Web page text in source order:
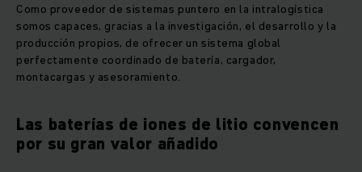
Como proveedor de sistemas puntero en la intralogística
somos capaces, gracias a la investigación, el desarrollo y la
producción propios, de ofrecer un sistema global
perfectamente coordinado de batería, cargador,
montacargas y asesoramiento.
Las baterías de iones de litio convencen
por su gran valor añadido